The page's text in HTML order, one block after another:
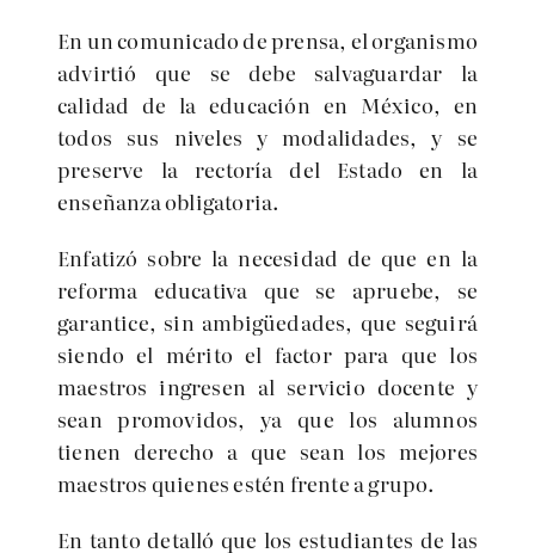
En un comunicado de prensa, el organismo
advirtió que se debe salvaguardar la
calidad de la educación en México, en
todos sus niveles y modalidades, y se
preserve la rectoría del Estado en la
enseñanza obligatoria.
Enfatizó sobre la necesidad de que en la
reforma educativa que se apruebe, se
garantice, sin ambigüedades, que seguirá
siendo el mérito el factor para que los
maestros ingresen al servicio docente y
sean promovidos, ya que los alumnos
tienen derecho a que sean los mejores
maestros quienes estén frente a grupo.
En tanto detalló que los estudiantes de las